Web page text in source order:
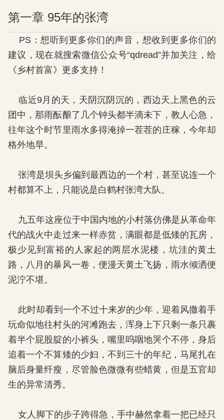
第一章 95年的张湾
PS：想听到更多你们的声音，想收到更多你们的
建议，现在就搜索微信公众号“qdread”并加关注，给
《乡村首富》更多支持！
临近9月的天，天阴沉阴沉的，西边天上黑色的云
团中，那雨酝酿了几个钟头都半滴未下，教人心急，
往年这个时节里雨水多得淹掉一茬茬的庄稼，今年却
格外地旱。
张湾是坝头乡偏到最西边的一个村，甚至说连一个
村都算不上，只能说是白鹤村张湾大队。
九五年这座位于中国内地的小村落仿佛是从革命年
代的战火中走过来一样赤贫，满眼都是低矮的瓦房，
极少见到富裕的人家起的两层水泥楼，坑洼的黄土
路，八月的暴风一卷，便漫天黄土飞扬，雨水倾洒便
泥泞不堪。
此时却看到一个不过十来岁的少年，迎着风撒着手
玩命似地往村头的河滩跑去，浑身上下只剩一条只裹
着半个屁股腚的小裤头，嘴里呜咽地哭个不停，身后
追着一个不算矮的少妇，不到三十的年纪，马尾扎在
脑后身量纤瘦，尽管脸色微微有些蜡黄，但是五官却
生的异常清秀。
女人脚下的步子跨得急，手中赫然拿着一把已经只